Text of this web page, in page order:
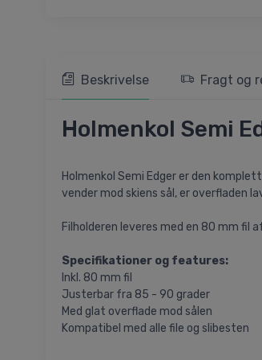
Beskrivelse Fragt og
Holmenkol Semi
Holmenkol Semi Edger er den
vender mod skiens sål, er overfladen
Filholderen leveres med en 80 mm fil
Specifikationer og features:
Inkl. 80 mm fil
Justerbar fra 85 - 90 grader
Med glat overflade mod sålen
Kompatibel med alle file og slibesten